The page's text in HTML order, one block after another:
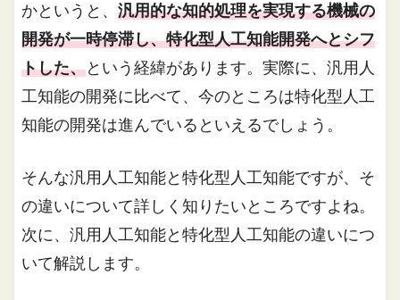
かというと、汎用的な知的処理を実現する機械の
開発が一時停滞し、特化型人工知能開発へとシフ
トした、という経緯があります。実際に、汎用人
工知能の開発に比べて、今のところは特化型人工
知能の開発は進んでいるといえるでしょう。
そんな汎用人工知能と特化型人工知能ですが、そ
の違いについて詳しく知りたいところですよね。
次に、汎用人工知能と特化型人工知能の違いにつ
いて解説します。